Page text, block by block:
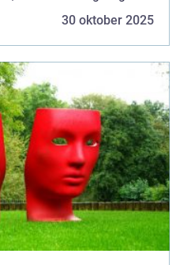
30 oktober 2025